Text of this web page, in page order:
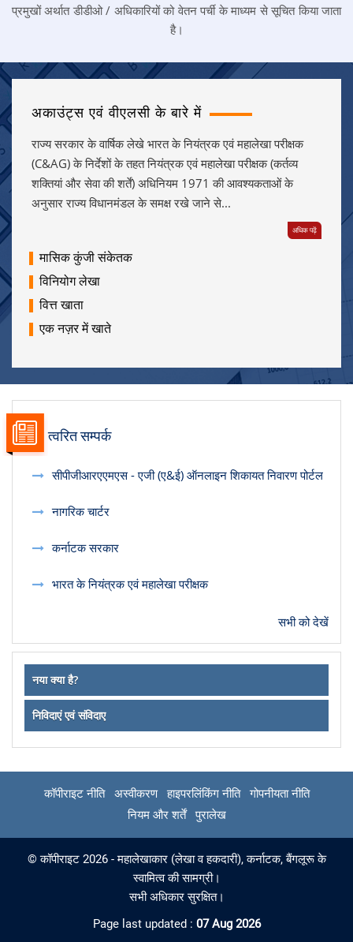
प्रमुखों अर्थात डीडीओ / अधिकारियों को वेतन पर्ची के माध्यम से सूचित किया जाता
है।
अकाउंट्स एवं वीएलसी के बारे में
राज्य सरकार के वार्षिक लेखे भारत के नियंत्रक एवं महालेखा परीक्षक
(C&AG) के निर्देशों के तहत नियंत्रक एवं महालेखा परीक्षक (कर्तव्य
शक्तियां और सेवा की शर्तें) अधिनियम 1971 की आवश्यकताओं के
अनुसार राज्य विधानमंडल के समक्ष रखे जाने से...
अधिक पढ़ें
मासिक कुंजी संकेतक
विनियोग लेखा
वित्त खाता
एक नज़र में खाते
त्वरित सम्पर्क
सीपीजीआरएएमएस - एजी (ए&ई) ऑनलाइन शिकायत निवारण पोर्टल
नागरिक चार्टर
कर्नाटक सरकार
भारत के नियंत्रक एवं महालेखा परीक्षक
सभी को देखें
नया क्या है?
निविदाएं एवं संविदाए
कॉपीराइट नीति अस्वीकरण हाइपरलिंकिंग नीति
गोपनीयता नीति
नियम और शर्तें
पुरालेख
© कॉपीराइट 2026 - महालेखाकार (लेखा व हकदारी), कर्नाटक, बैंगलूरू के
स्वामित्व की सामग्री।
सभी अधिकार सुरक्षित।
Page last updated : 07 Aug 2026